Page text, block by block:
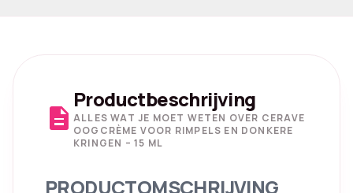
description
Productbeschrijving
ALLES WAT JE MOET WETEN OVER CERAVE
OOGCRÈME VOOR RIMPELS EN DONKERE
KRINGEN – 15 ML
PRODUCTOMSCHRIJVING